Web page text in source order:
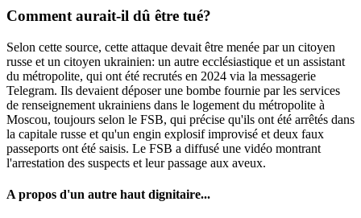
Comment aurait-il dû être tué?
Selon cette source, cette attaque devait être menée par un citoyen
russe et un citoyen ukrainien: un autre ecclésiastique et un assistant
du métropolite, qui ont été recrutés en 2024 via la messagerie
Telegram. Ils devaient déposer une bombe fournie par les services
de renseignement ukrainiens dans le logement du métropolite à
Moscou, toujours selon le FSB, qui précise qu'ils ont été arrêtés dans
la capitale russe et qu'un engin explosif improvisé et deux faux
passeports ont été saisis. Le FSB a diffusé une vidéo montrant
l'arrestation des suspects et leur passage aux aveux.
A propos d'un autre haut dignitaire...